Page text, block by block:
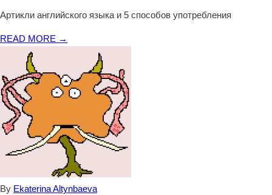
Артикли английского языка и 5 способов употребления
READ MORE →
By Ekaterina Altynbaeva